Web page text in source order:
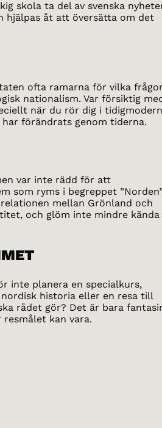
skola ta del av svenska
hjälpas åt att översätta om det
ofta ramarna för vilka
nationalism. Var försiktig
när du rör dig i
förändrats genom tiderna.
var inte rädd för att
som ryms i begreppet
mellan Grönland och
och glöm inte mindre kända
inte planera en specialkurs,
historia eller en resa till
rådet gör? Det är bara
kan vara.